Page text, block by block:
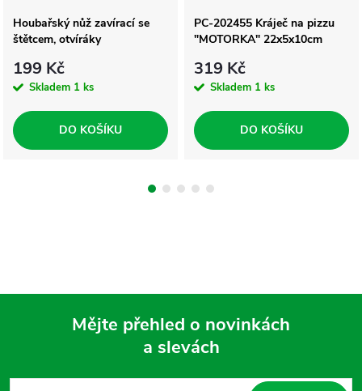
Houbařský nůž zavírací se
štětcem, otvíráky
199 Kč
Skladem 1 ks
DO KOŠÍKU
PC-202455 Kráječ na pizzu
"MOTORKA" 22x5x10cm
319 Kč
Skladem 1 ks
DO KOŠÍKU
Mějte přehled o novinkách
a slevách